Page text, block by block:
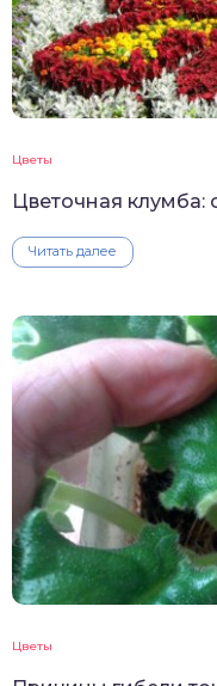
Цветы
Цветочная
Читать далее
Цветы